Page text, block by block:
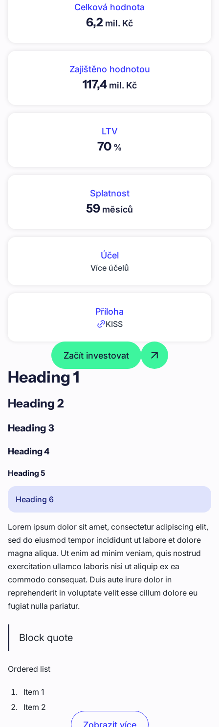
Celková hodnota
6,2 mil. Kč
Zajištěno hodnotou
117,4mil. Kč
LTV
70%
Splatnost
59 měsíců
Účel
Více účelů
Příloha
KISS
Začít investovat
Heading 1
Heading 2
Heading 3
Heading 4
Heading 5
Heading 6
Lorem ipsum dolor sit amet, consectetur adipiscing elit,
sed do eiusmod tempor incididunt ut labore et dolore
magna aliqua. Ut enim ad minim veniam, quis nostrud
exercitation ullamco laboris nisi ut aliquip ex ea
commodo consequat. Duis aute irure dolor in
reprehenderit in voluptate velit esse cillum dolore eu
fugiat nulla pariatur.
Block quote
Ordered list
Item 1
Item 2
Zobrazit více